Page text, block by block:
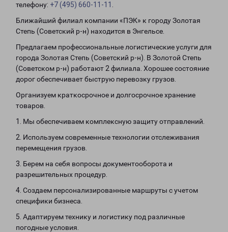
телефону: +7 (495) 660-11-11
Ближайший филиал компании «ПЭК» к городу Золотая
Степь (Советский р-н) находится в Энгельсе.
Предлагаем профессиональные логистические услуги для
города Золотая Степь (Советский р-н). В Золотой Степь
(Советском р-н) работают 2 филиала. Хорошее состояние
дорог обеспечивает быструю перевозку грузов.
Организуем краткосрочное и долгосрочное хранение
товаров.
1. Мы обеспечиваем комплексную защиту отправлений.
2. Используем современные технологии отслеживания
перемещения грузов.
3. Берем на себя вопросы документооборота и
разрешительных процедур.
4. Создаем персонализированные маршруты с учетом
специфики бизнеса.
5. Адаптируем технику и логистику под различные
погодные условия.